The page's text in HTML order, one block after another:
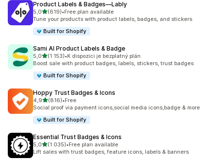
Product Labels & Badges—Lably
5,0z 5 hvězd
(619)
Celkový počet recenzí: 619
•Free plan available
Tune your products with product labels, badges, and stickers
Built for Shopify
Sami AI Product Labels & Badge
5,0z 5 hvězd
(1 153)
Celkový počet recenzí: 1153
•K dispozici je bezplatný plán
Boost sale with product badges, labels, stickers, trust badges
Built for Shopify
Hoppy Trust Badges & Icons
4,9z 5 hvězd
(816)
Celkový počet recenzí: 816
•Free
Social proof via payment icons,social media icons,badge & more
Built for Shopify
Essential Trust Badges & Icons
5,0z 5 hvězd
(1 035)
Celkový počet recenzí: 1035
•Free plan available
Lift sales with trust badges, feature icons, labels & banners